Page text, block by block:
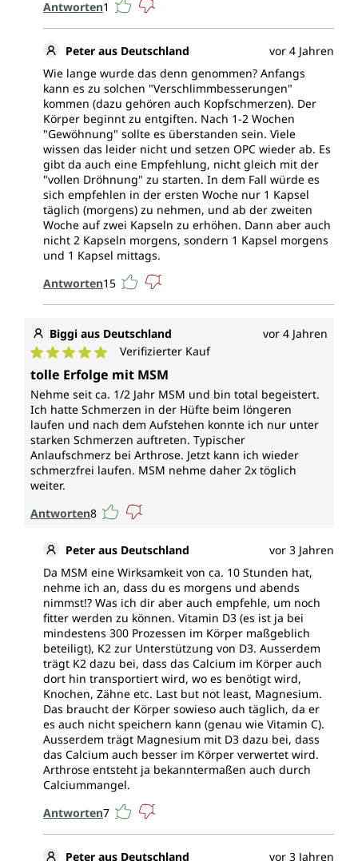
Antworten1
Peter aus Deutschland
vor 4 Jahren
Wie lange wurde das denn genommen? Anfangs
kann es zu solchen "Verschlimmbesserungen"
kommen (dazu gehören auch Kopfschmerzen). Der
Körper beginnt zu entgiften. Nach 1-2 Wochen
"Gewöhnung" sollte es überstanden sein. Viele
wissen das leider nicht und setzen OPC wieder ab. Es
gibt da auch eine Empfehlung, nicht gleich mit der
"vollen Dröhnung" zu starten. In dem Fall würde es
sich empfehlen in der ersten Woche nur 1 Kapsel
täglich (morgens) zu nehmen, und ab der zweiten
Woche auf zwei Kapseln zu erhöhen. Dann aber auch
nicht 2 Kapseln morgens, sondern 1 Kapsel morgens
und 1 Kapsel mittags.
Antworten15
Biggi aus Deutschland vor 4 Jahren
Durchschnittliche Bewertung von 5 von 5 Sternen
Verifizierter Kauf
tolle Erfolge mit MSM
Nehme seit ca. 1/2 Jahr MSM und bin total begeistert.
Ich hatte Schmerzen in der Hüfte beim löngeren
laufen und nach dem Aufstehen konnte ich nur unter
starken Schmerzen auftreten. Typischer
Anlaufschmerz bei Arthrose. Jetzt kann ich wieder
schmerzfrei laufen. MSM nehme daher 2x töglich
weiter.
Antworten8
Peter aus Deutschland
vor 3 Jahren
Da MSM eine Wirksamkeit von ca. 10 Stunden hat,
nehme ich an, dass du es morgens und abends
nimmst!? Was ich dir aber auch empfehle, um noch
fitter werden zu können. Vitamin D3 (es ist ja bei
mindestens 300 Prozessen im Körper maßgeblich
beteiligt), K2 zur Unterstützung von D3. Ausserdem
trägt K2 dazu bei, dass das Calcium im Körper auch
dort hin transportiert wird, wo es benötigt wird,
Knochen, Zähne etc. Last but not least, Magnesium.
Das braucht der Körper sowieso auch täglich, da er
es auch nicht speichern kann (genau wie Vitamin C).
Ausserdem trägt Magnesium mit D3 dazu bei, dass
das Calcium auch besser im Körper verwertet wird.
Arthrose entsteht ja bekanntermaßen auch durch
Calciummangel.
Antworten7
Peter aus Deutschland vor 3 Jahren